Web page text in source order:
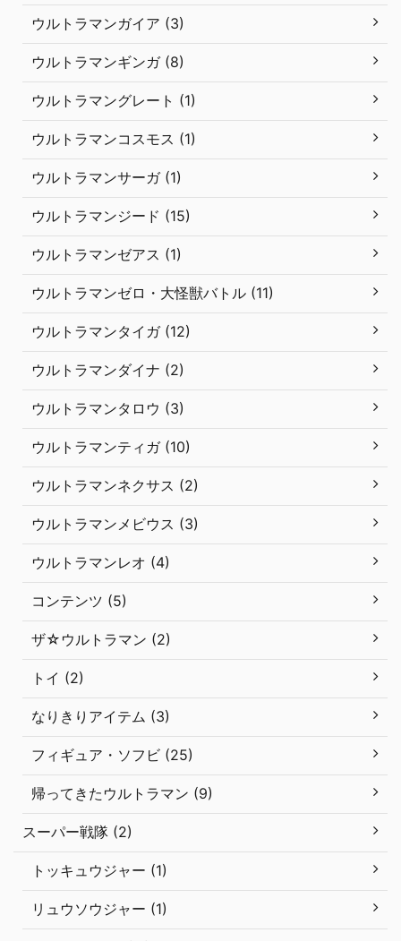
ウルトラマンガイア (3)
ウルトラマンギンガ (8)
ウルトラマングレート (1)
ウルトラマンコスモス (1)
ウルトラマンサーガ (1)
ウルトラマンジード (15)
ウルトラマンゼアス (1)
ウルトラマンゼロ・大怪獣バトル (11)
ウルトラマンタイガ (12)
ウルトラマンダイナ (2)
ウルトラマンタロウ (3)
ウルトラマンティガ (10)
ウルトラマンネクサス (2)
ウルトラマンメビウス (3)
ウルトラマンレオ (4)
コンテンツ (5)
ザ☆ウルトラマン (2)
トイ (2)
なりきりアイテム (3)
フィギュア・ソフビ (25)
帰ってきたウルトラマン (9)
スーパー戦隊 (2)
トッキュウジャー (1)
リュウソウジャー (1)